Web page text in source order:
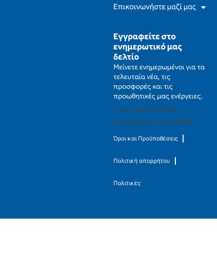
Εγγραφείτε στο
ενημερωτικό μας
δελτίο
Μείνετε ενημερωμένοι για τα
τελευταία νέα, τις
προσφορές και τις
προωθητικές μας ενέργειες.
Subscribe our newsletter
Όροι και Προϋποθέσεις
Πολιτική απορρήτου
Πολιτικές
Επικοινωνήστε μαζί μας